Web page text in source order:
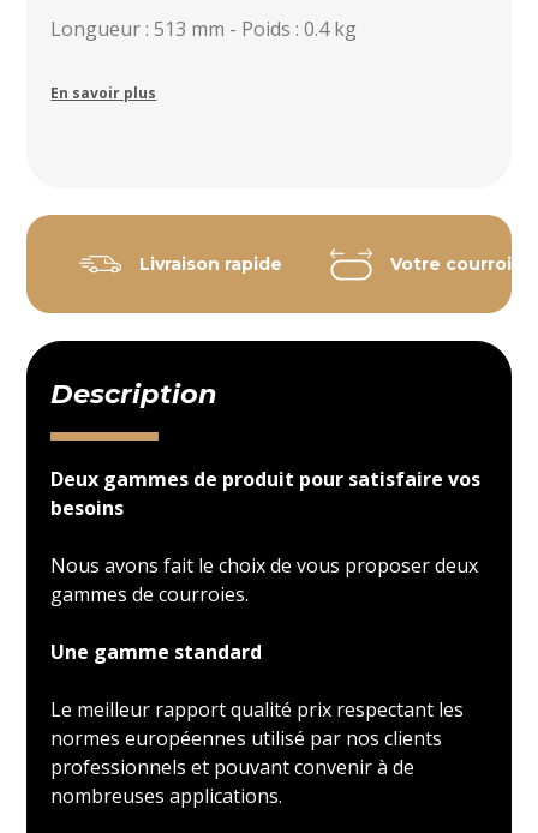
Longueur : 513 mm - Poids : 0.4 kg
En savoir plus
Livraison rapide Votre courroie
Description
Deux gammes de produit pour satisfaire vos
besoins
Nous avons fait le choix de vous proposer deux
gammes de courroies.
Une gamme standard
Le meilleur rapport qualité prix respectant les
normes européennes utilisé par nos clients
professionnels et pouvant convenir à de
nombreuses applications.